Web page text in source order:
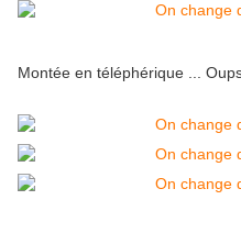
Montée en téléphérique ...